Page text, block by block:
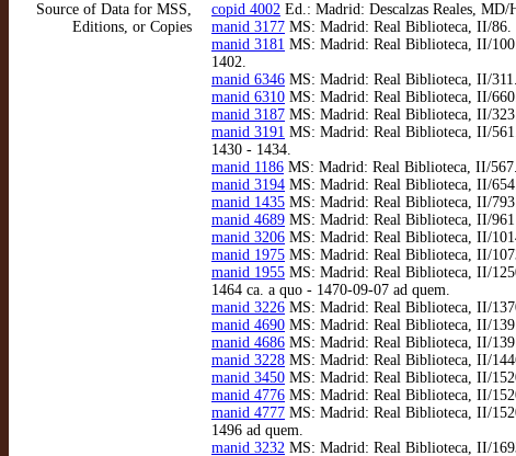
Source of Data for MSS,
Editions, or Copies
copid 4002 Ed.: Madrid: Descalzas Reales,
manid 3177 MS: Madrid: Real Biblioteca, II/86.
manid 3181 MS: Madrid: Real Biblioteca, II/
1402.
manid 6346 MS: Madrid: Real Biblioteca, II/
manid 6310 MS: Madrid: Real Biblioteca, II/
manid 3187 MS: Madrid: Real Biblioteca, II/
manid 3191 MS: Madrid: Real Biblioteca, II/
1430 - 1434.
manid 1186 MS: Madrid: Real Biblioteca, II/
manid 3194 MS: Madrid: Real Biblioteca, II/
manid 1435 MS: Madrid: Real Biblioteca, II/
manid 4689 MS: Madrid: Real Biblioteca, II/
manid 3206 MS: Madrid: Real Biblioteca, II/
manid 1975 MS: Madrid: Real Biblioteca, II/
manid 1955 MS: Madrid: Real Biblioteca, II/
1464 ca. a quo - 1470-09-07 ad quem.
manid 3226 MS: Madrid: Real Biblioteca, II/
manid 4690 MS: Madrid: Real Biblioteca, II/
manid 4686 MS: Madrid: Real Biblioteca, II/
manid 3228 MS: Madrid: Real Biblioteca, II/
manid 3450 MS: Madrid: Real Biblioteca, II/
manid 4776 MS: Madrid: Real Biblioteca, II/
manid 4777 MS: Madrid: Real Biblioteca, II/
1496 ad quem.
manid 3232 MS: Madrid: Real Biblioteca, II/